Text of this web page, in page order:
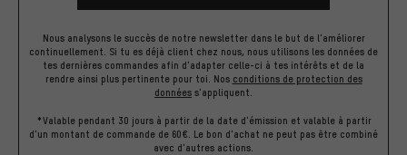
Nous analysons le succès de notre newsletter dans le but de l'améliorer
continuellement. Si tu es déjà client chez nous, nous utilisons les données de
tes dernières commandes afin d'adapter celle-ci à tes intérêts et de la
rendre ainsi plus pertinente pour toi. Nos conditions de protection des
données s'appliquent.
*Valable pendant 30 jours à partir de la date d'émission et valable à partir
d'un montant de commande de 60€. Le bon d'achat ne peut pas être combiné
avec d'autres actions.